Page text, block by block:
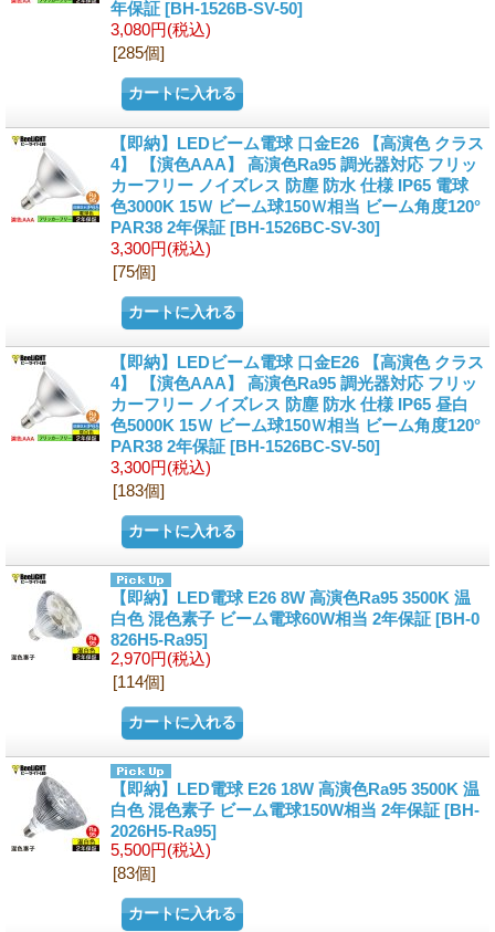
年保証 [BH-1526B-SV-50]
3,080円(税込)
[285個]
【即納】LEDビーム電球 口金E26 【高演色 クラス
4】 【演色AAA】 高演色Ra95 調光器対応 フリッ
カーフリー ノイズレス 防塵 防水 仕様 IP65 電球
色3000K 15Ｗ ビーム球150Ｗ相当 ビーム角度120°
PAR38 2年保証 [BH-1526BC-SV-30]
3,300円(税込)
[75個]
【即納】LEDビーム電球 口金E26 【高演色 クラス
4】 【演色AAA】 高演色Ra95 調光器対応 フリッ
カーフリー ノイズレス 防塵 防水 仕様 IP65 昼白
色5000K 15Ｗ ビーム球150Ｗ相当 ビーム角度120°
PAR38 2年保証 [BH-1526BC-SV-50]
3,300円(税込)
[183個]
【即納】LED電球 E26 8W 高演色Ra95 3500K 温
白色 混色素子 ビーム電球60W相当 2年保証 [BH-0
826H5-Ra95]
2,970円(税込)
[114個]
【即納】LED電球 E26 18W 高演色Ra95 3500K 温
白色 混色素子 ビーム電球150W相当 2年保証 [BH-
2026H5-Ra95]
5,500円(税込)
[83個]